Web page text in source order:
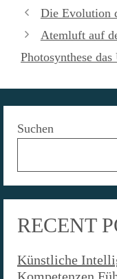
Die Evolution
Atemluft auf
Photosynthese
Suchen
RECENT
Künstliche